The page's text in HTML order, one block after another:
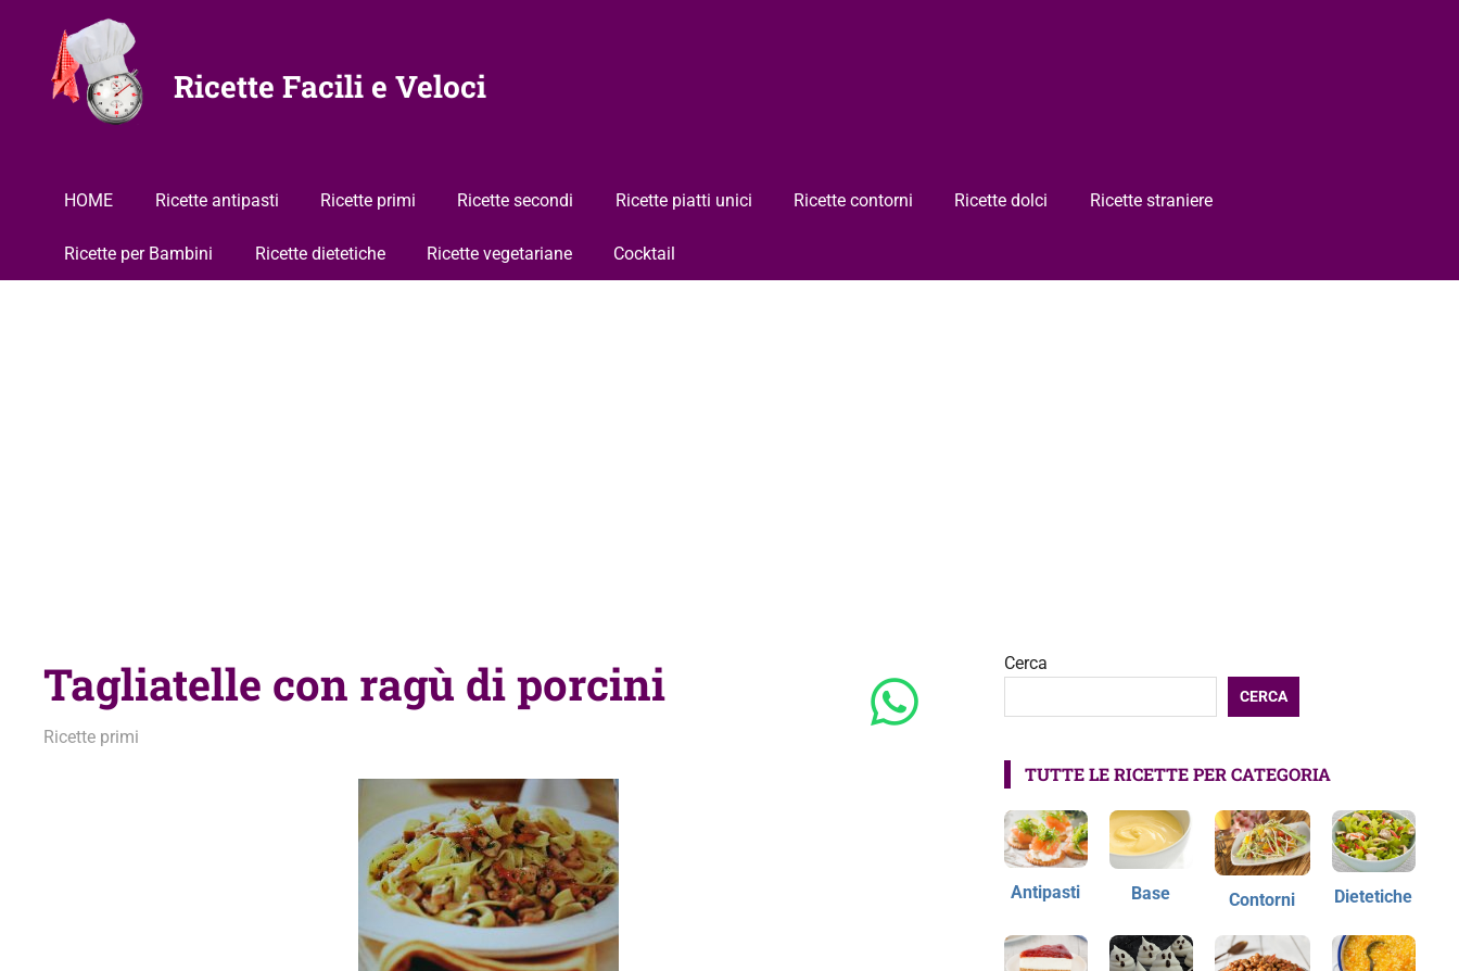
contenuto
Ricette Facili e Veloci
HOME Ricette antipasti Ricette primi Ricette secondi Ricette piatti unici Ricette contorni Ricette dolci Ricette straniere
Ricette per Bambini Ricette dietetiche Ricette vegetariane Cocktail
Tagliatelle con ragù di porcini
19 Gennaio 2011
admin
Ricette primi
Cerca
CERCA
TUTTE LE RICETTE PER CATEGORIA
Antipasti Base Contorni Dietetiche